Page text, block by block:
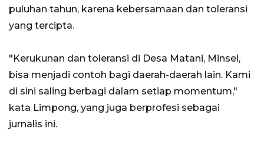
puluhan tahun, karena kebersamaan dan toleransi
yang tercipta.
"Kerukunan dan toleransi di Desa Matani, Minsel,
bisa menjadi contoh bagi daerah-daerah lain. Kami
di sini saling berbagi dalam setiap momentum,"
kata Limpong, yang juga berprofesi sebagai
jurnalis ini.